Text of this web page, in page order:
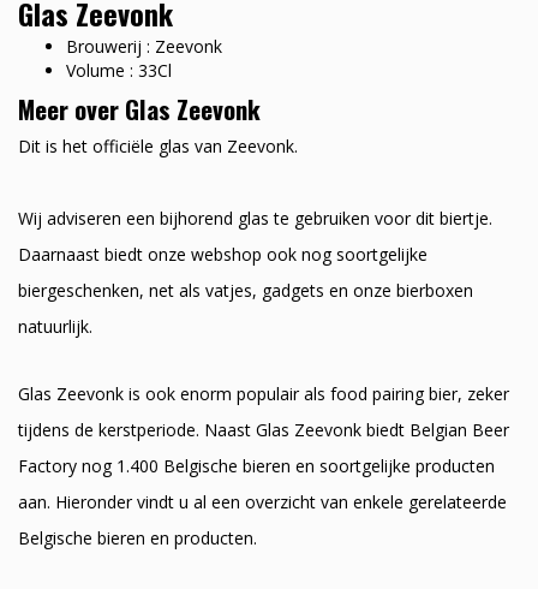
Glas Zeevonk
Brouwerij : Zeevonk
Volume : 33Cl
Meer over Glas Zeevonk
Dit is het officiële glas van Zeevonk.
Wij adviseren een bijhorend glas te gebruiken voor dit biertje.
Daarnaast biedt onze webshop ook nog soortgelijke
biergeschenken, net als vatjes, gadgets en onze bierboxen
natuurlijk.
Glas Zeevonk is ook enorm populair als food pairing bier, zeker
tijdens de kerstperiode. Naast Glas Zeevonk biedt Belgian Beer
Factory nog 1.400 Belgische bieren en soortgelijke producten
aan. Hieronder vindt u al een overzicht van enkele gerelateerde
Belgische bieren en producten.